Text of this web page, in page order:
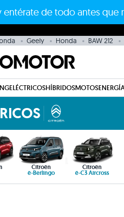
entérate de todo antes que
Geely Honda BAW 212
ELÉCTRICOSHÍBRIDOSMOTOS
Citroën
ë-Berlingo
Citroën
ë-C3 Aircross